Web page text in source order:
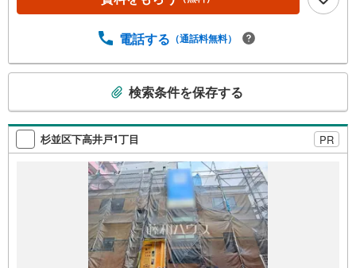
電話する （通話料無料）
検
索
条
検索条件を保存する
杉並区下高井戸1丁目 PR